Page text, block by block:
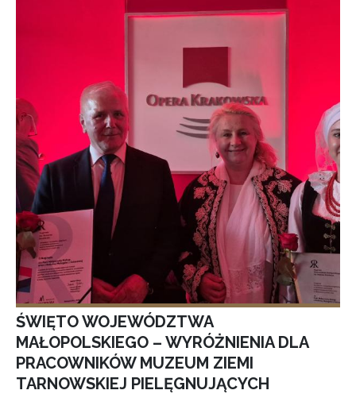
ŚWIĘTO WOJEWÓDZTWA
MAŁOPOLSKIEGO – WYRÓŻNIENIA DLA
PRACOWNIKÓW MUZEUM ZIEMI
TARNOWSKIEJ PIELĘGNUJĄCYCH